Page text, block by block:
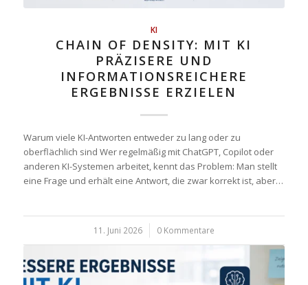
KI
CHAIN OF DENSITY: MIT KI
PRÄZISERE UND
INFORMATIONSREICHERE
ERGEBNISSE ERZIELEN
Warum viele KI-Antworten entweder zu lang oder zu
oberflächlich sind Wer regelmäßig mit ChatGPT, Copilot oder
anderen KI-Systemen arbeitet, kennt das Problem: Man stellt
eine Frage und erhält eine Antwort, die zwar korrekt ist, aber…
11. Juni 2026 0 Kommentare